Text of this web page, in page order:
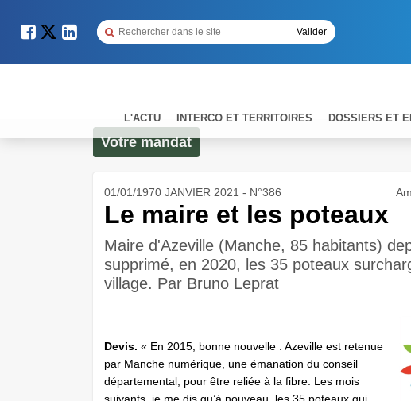
L'ACTU INTERCO ET TERRITOIRES DOSSIERS ET
Votre mandat
01/01/1970 JANVIER 2021 - N°386
Le maire et les poteaux
Maire d'Azeville (Manche, 85 habitants)
supprimé, en 2020, les 35 poteaux
village. Par Bruno Leprat
Devis. « En 2015, bonne nouvelle : Azeville est retenue
par Manche numérique, une émanation du conseil
départemental, pour être reliée à la fibre. Les mois